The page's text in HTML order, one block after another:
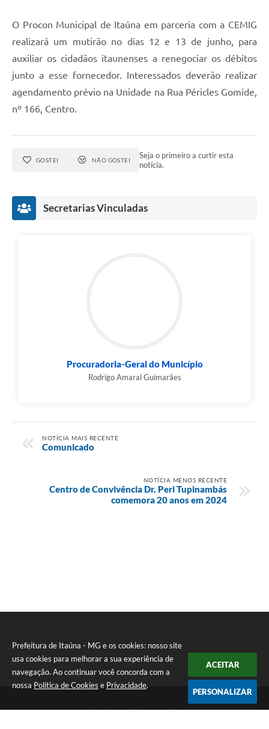
Prefeitura de Itaúna - MG e os cookies: nosso site
usa cookies para melhorar a sua experiência de
navegação. Ao continuar você concorda com a
nossa Política de Cookies e Privacidade.
ACEITAR
PERSONALIZAR
O Procon Municipal de Itaúna em parceria com a CEMIG
realizará um mutirão no dias 12 e 13 de junho, para
auxiliar os cidadãos itaunenses a renegociar os débitos
junto a esse fornecedor. Interessados deverão realizar
agendamento prévio na Unidade na Rua Péricles Gomide,
nº 166, Centro.
GOSTEI NÃO GOSTEI
Seja o primeiro a curtir esta
notícia.
Secretarias Vinculadas
Procuradoria-Geral do Município
Rodrigo Amaral Guimarães
NOTÍCIA MAIS RECENTE
Comunicado
NOTÍCIA MENOS RECENTE
Centro de Convivência Dr. Peri Tupinambás
comemora 20 anos em 2024
Telefone: (37) 3249-9500